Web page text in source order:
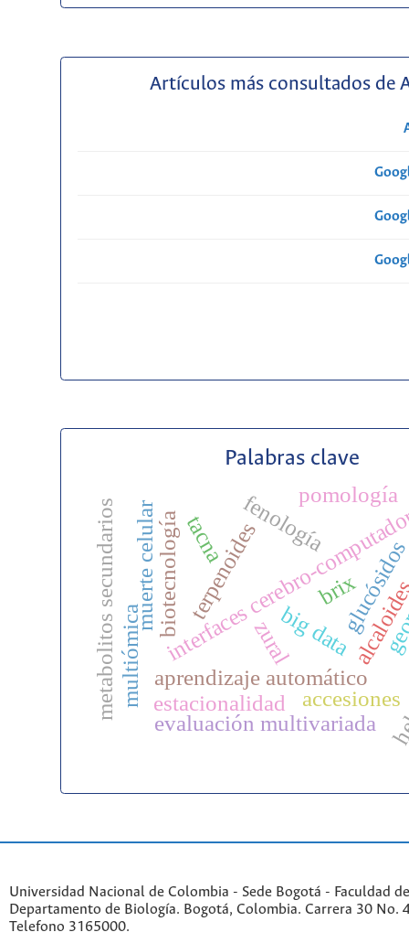
Artículos más consultados de
Palabras clave
aprendizaje automático
big data
interfaces cerebro-
multiómica
biotecnologíaterpenoides
metabolitos secundariosmuerte celular fenología
zural
accesiones
evaluación multivariada
estacionalidad
brix
pomología
tacna
Universidad Nacional de Colombia - Sede Bogotá - Faculdad
Departamento de Biología. Bogotá, Colombia. Carrera 30 No.
Telefono 3165000.